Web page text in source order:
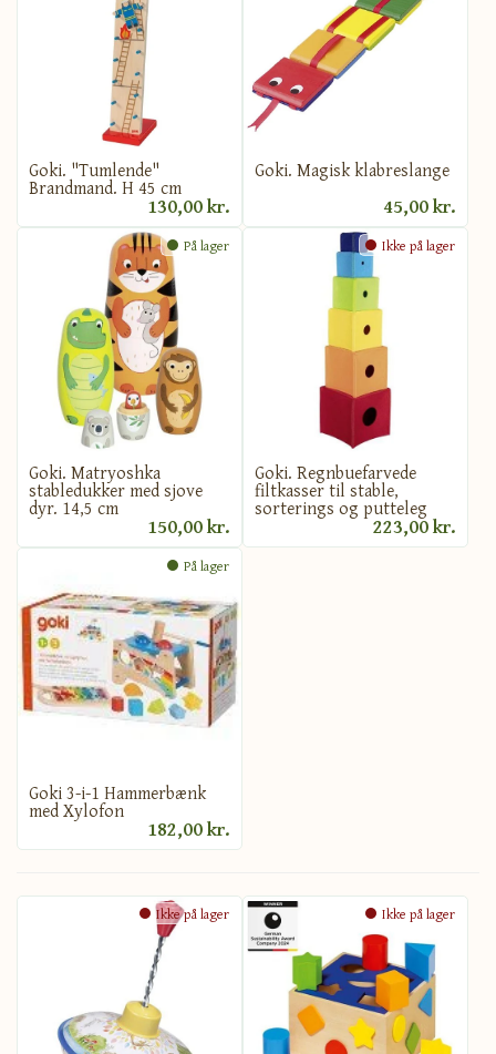
Goki. "Tumlende"
Brandmand. H 45 cm
130,00 kr.
Goki. Magisk klabreslange
45,00 kr.
På lager
Goki. Matryoshka
stabledukker med sjove
dyr. 14,5 cm
150,00 kr.
Ikke på lager
Goki. Regnbuefarvede
filtkasser til stable,
sorterings og putteleg
223,00 kr.
På lager
Goki 3-i-1 Hammerbænk
med Xylofon
182,00 kr.
Ikke på lager Ikke på lager